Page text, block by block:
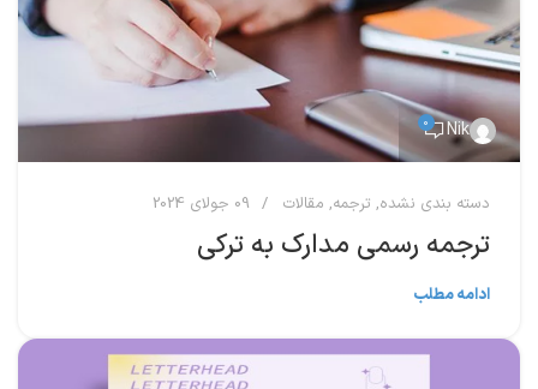
Nik
0
دسته بندی نشده, ترجمه, مقالات 09 جولای 2024
ترجمه رسمی مدارک به ترکی
ادامه مطلب